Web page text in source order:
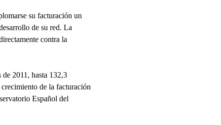
su facturación un
de su red. La
contra la
de 2011, hasta 132,3
de la facturación
Español del